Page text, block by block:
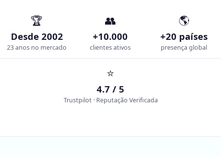
🏆
Desde 2002
23 anos no mercado
👥
+10.000
clientes ativos
🌎
+20 países
presença global
⭐
4.7 / 5
Trustpilot · Reputação Verificada